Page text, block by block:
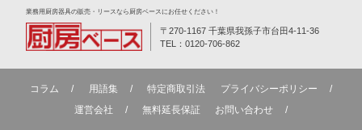
業務⽤厨房器具の販売・リースなら厨房ベースにお任せください！
〒270-1167 千葉県我孫子市台田4-11-36
TEL：0120-706-862
コラム 用語集 特定商取引法
プライバシーポリシー
運営会社
無料延⻑保証 お問い合わせ